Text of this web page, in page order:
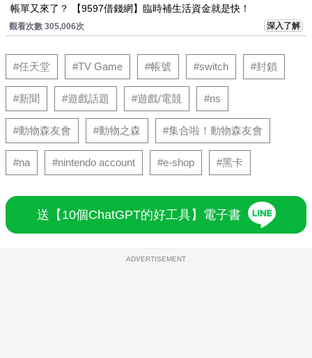
帳單又來了？ 【9597借錢網】臨時補生活資金就是快！
觀看次數 305,006次 深入了解
#任天堂 #TV Game #帳號 #switch #封鎖
#新聞 #遊戲話題 #遊戲/電競 #ns
#動物森友會 #動物之森 #集合啦！動物森友會
#na #nintendo account #e-shop #黑卡
送【10個ChatGPT的好工具】電子書
ADVERTISEMENT